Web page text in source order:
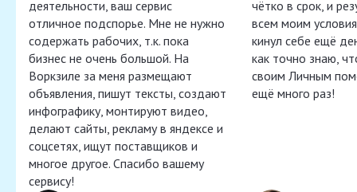
деятельности, ваш сервис
отличное подспорье. Мне не нужно
содержать рабочих, т.к. пока
бизнес не очень большой. На
Воркзиле за меня размещают
объявления, пишут тексты, создают
инфографику, монтируют видео,
делают сайты, рекламу в яндексе и
соцсетях, ищут поставщиков и
многое другое. Спасибо вашему
сервису!
чётко в срок, и
всем моим
кинул себе ещё
как точно знаю,
своим Личным
ещё много раз!